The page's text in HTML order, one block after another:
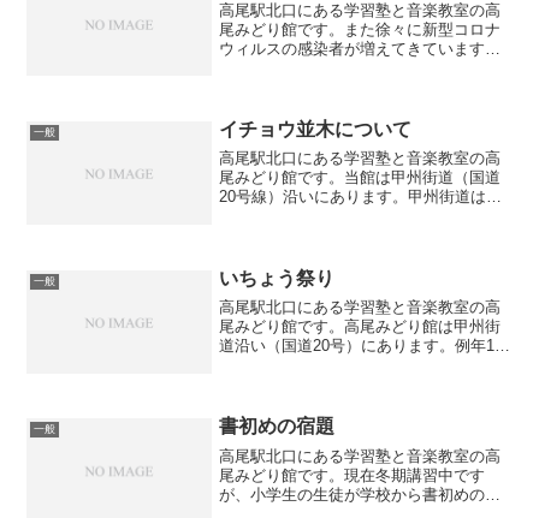
高尾駅北口にある学習塾と音楽教室の高
尾みどり館です。また徐々に新型コロナ
ウィルスの感染者が増えてきています。
ある程度生徒が集まります...
一般 イチョウ並木について
高尾駅北口にある学習塾と音楽教室の高
尾みどり館です。当館は甲州街道（国道
20号線）沿いにあります。甲州街道はイ
分交差点付近から高...
一般 いちょう祭り
高尾駅北口にある学習塾と音楽教室の高
尾みどり館です。高尾みどり館は甲州街
道沿い（国道20号）にあります。例年11
は古く、1979年に第１...
一般 書初めの宿題
高尾駅北口にある学習塾と音楽教室の高
尾みどり館です。現在冬期講習中です
が、小学生の生徒が学校から書初めの宿